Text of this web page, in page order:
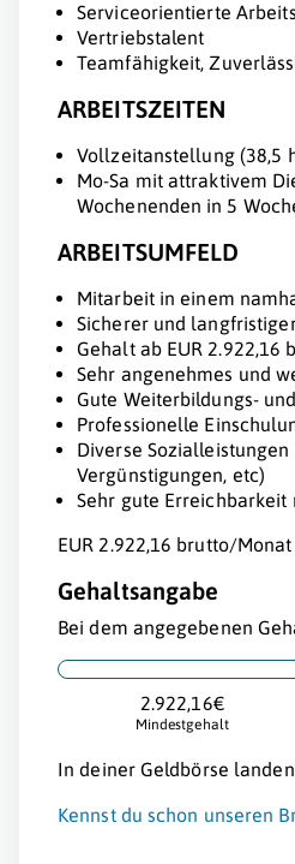
Serviceorientierte
Vertriebstalent
Teamfähigkeit,
ARBEITSZEITEN
Vollzeitanstellung (38,5
Mo-Sa mit attraktivem
Wochenenden in 5
ARBEITSUMFELD
Mitarbeit in einem
Sicherer und
Gehalt ab EUR
Sehr angenehmes und
Gute Weiterbildungs-
Professionelle
Diverse
Vergünstigungen, etc)
Sehr gute
EUR 2.922,16 brutto/
Gehaltsangabe
Bei dem angegebenen
2.922,16€
Mindestgehalt
In deiner Geldbörse
Kennst du schon unseren